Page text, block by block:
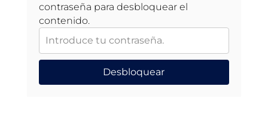
contraseña para desbloquear el
contenido.
Desbloquear